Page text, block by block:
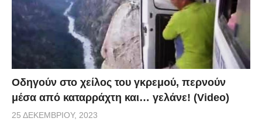
Οδηγούν στο χείλος του γκρεμού, περνούν
μέσα από καταρράχτη και… γελάνε! (Video)
25 ΔΕΚΕΜΒΡΊΟΥ, 2023